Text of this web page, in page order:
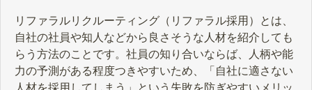
リファラルリクルーティング（リファラル採用）とは、
自社の社員や知人などから良さそうな人材を紹介しても
らう方法のことです。社員の知り合いならば、人柄や能
力の予測がある程度つきやすいため、「自社に適さない